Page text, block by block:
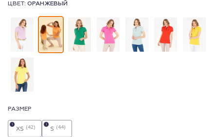
ЦВЕТ: ОРАНЖЕВЫЙ
РАЗМЕР
XS (42)
i
S (44)
i